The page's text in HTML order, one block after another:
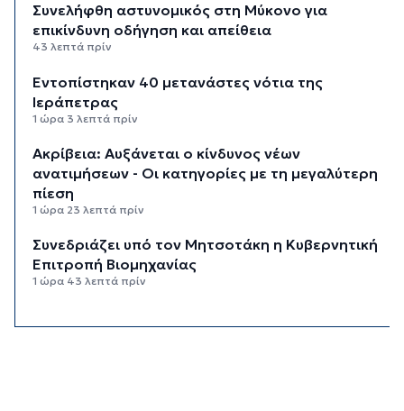
Συνελήφθη αστυνομικός στη Μύκονο για
επικίνδυνη οδήγηση και απείθεια
43 λεπτά πρίν
Εντοπίστηκαν 40 μετανάστες νότια της
Ιεράπετρας
1 ώρα 3 λεπτά πρίν
Ακρίβεια: Αυξάνεται ο κίνδυνος νέων
ανατιμήσεων - Οι κατηγορίες με τη μεγαλύτερη
πίεση
1 ώρα 23 λεπτά πρίν
Συνεδριάζει υπό τον Μητσοτάκη η Κυβερνητική
Επιτροπή Βιομηχανίας
1 ώρα 43 λεπτά πρίν